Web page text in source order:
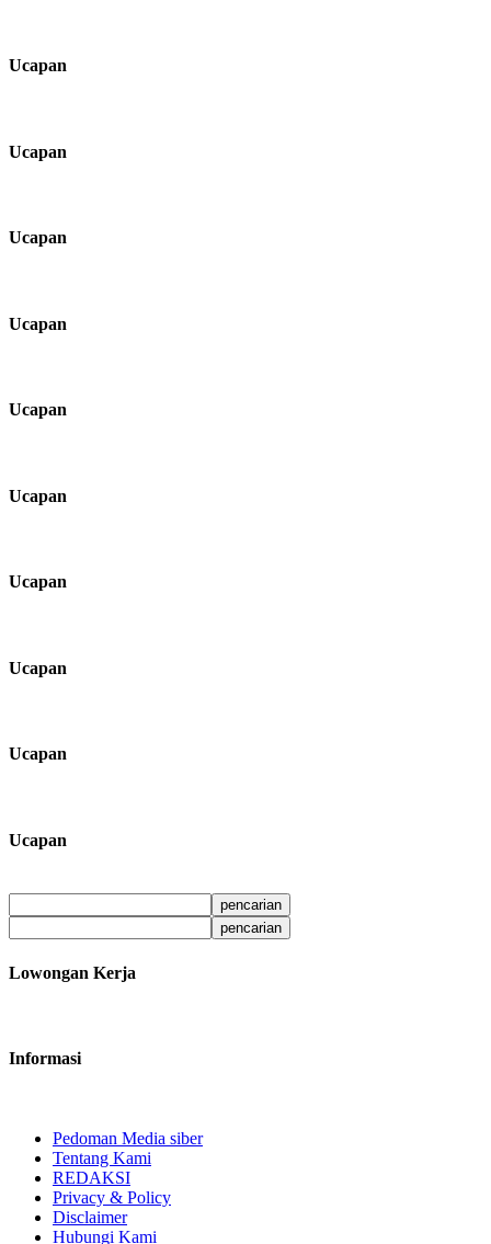
Ucapan
Ucapan
Ucapan
Ucapan
Ucapan
Ucapan
Ucapan
Ucapan
Ucapan
Ucapan
Lowongan Kerja
Informasi
Pedoman Media siber
Tentang Kami
REDAKSI
Privacy & Policy
Disclaimer
Hubungi Kami